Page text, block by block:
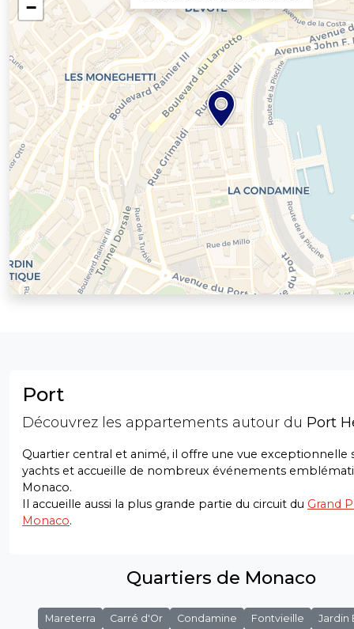
Port
Découvrez les appartements autour du Port
Quartier central et animé, il offre une vue exceptionnelle
yachts et accueille de nombreux événements
Monaco.
Il accueille aussi la plus grande partie du circuit du Grand
Monaco.
Quartiers de Monaco
Mareterra Carré d'Or Condamine Fontvieille
Jardin